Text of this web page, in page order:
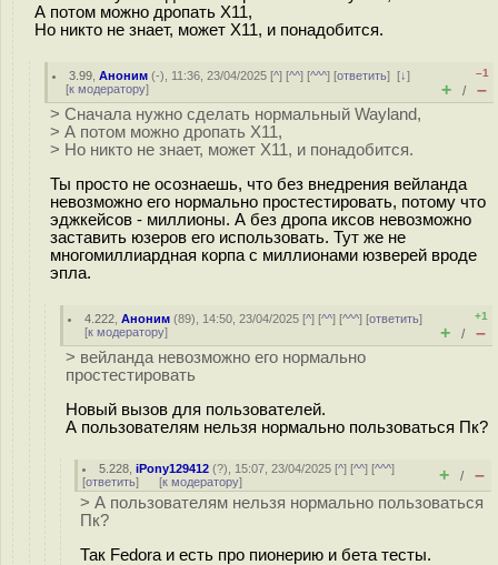
А потом можно дропать X11,
Но никто не знает, может X11, и понадобится.
3.99 ,Аноним (-), 11:36, 23/04/2025 [^] [^^] [^^^] [ответить][↓]
[к модератору]
–1
+ / –
> Сначала нужно сделать нормальный Wayland,
> А потом можно дропать X11,
> Но никто не знает, может X11, и понадобится.
Ты просто не осознаешь, что без внедрения вейланда
невозможно его нормально простестировать, потому что
эджкейсов - миллионы. А без дропа иксов невозможно
заставить юзеров его использовать. Тут же не
многомиллиардная корпа с миллионами юзверей вроде
эпла.
4.222 ,Аноним (89), 14:50, 23/04/2025 [^] [^^] [^^^] [ответить]
[к модератору]
+1
+ / –
> вейланда невозможно его нормально
простестировать
Новый вызов для пользователей.
А пользователям нельзя нормально пользоваться Пк?
5.228 ,iPony129412 (?), 15:07, 23/04/2025 [^] [^^] [^^^]
[ответить] [к модератору] + / –
> А пользователям нельзя нормально пользоваться
Пк?
Так Fedora и есть про пионерию и бета тесты.